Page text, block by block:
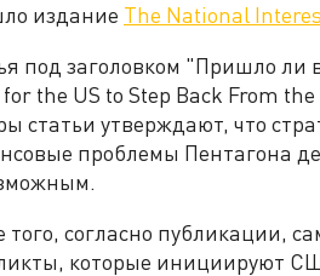
издание The National
под заголовком "Пришло ли
the US to Step Back From
статьи утверждают, что
проблемы Пентагона
того, согласно публикации,
которые инициируют